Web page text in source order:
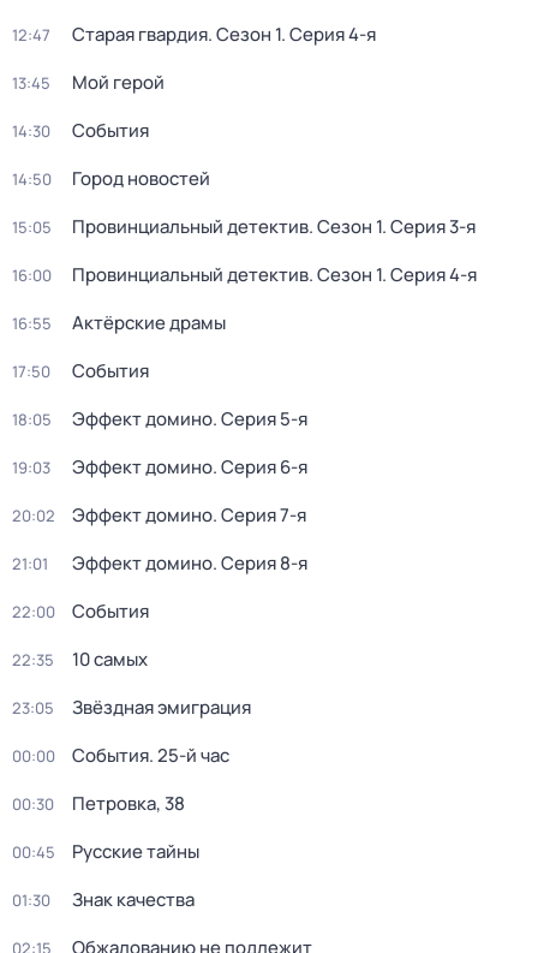
12:47 Старая гвардия. Сезон 1. Серия 4-я
13:45 Мой герой
14:30 События
14:50 Город новостей
15:05 Провинциальный детектив. Сезон 1. Серия 3-я
16:00 Провинциальный детектив. Сезон 1. Серия 4-я
16:55 Актёрские драмы
17:50 События
18:05 Эффект домино. Серия 5-я
19:03 Эффект домино. Серия 6-я
20:02 Эффект домино. Серия 7-я
21:01 Эффект домино. Серия 8-я
22:00 События
22:35 10 самых
23:05 Звёздная эмиграция
00:00 События. 25-й час
00:30 Петровка, 38
00:45 Русские тайны
01:30 Знак качества
02:15 Обжалованию не подлежит